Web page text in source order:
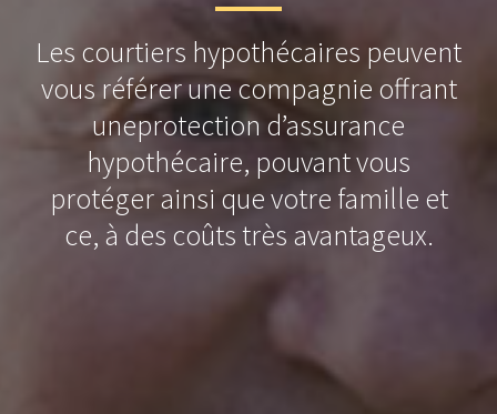
Les courtiers hypothécaires peuvent
vous référer une compagnie offrant
uneprotection d’assurance
hypothécaire, pouvant vous
protéger ainsi que votre famille et
ce, à des coûts très avantageux.